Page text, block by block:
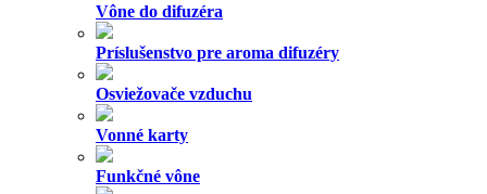
Vône do difuzéra
Príslušenstvo pre aroma difuzéry
Osviežovače vzduchu
Vonné karty
Funkčné vône